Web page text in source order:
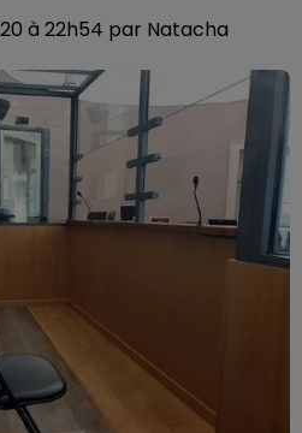
à 22h54 par Natacha